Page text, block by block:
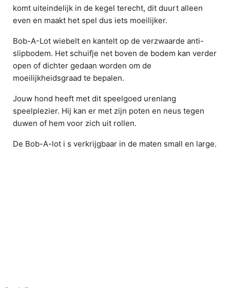
komt uiteindelijk in de kegel terecht, dit duurt alleen
even en maakt het spel dus iets moeilijker.
Bob-A-Lot wiebelt en kantelt op de verzwaarde anti-
slipbodem. Het schuifje net boven de bodem kan verder
open of dichter gedaan worden om de
moeilijkheidsgraad te bepalen.
Jouw hond heeft met dit speelgoed urenlang
speelplezier. Hij kan er met zijn poten en neus tegen
duwen of hem voor zich uit rollen.
De Bob-A-lot i s verkrijgbaar in de maten small en large.